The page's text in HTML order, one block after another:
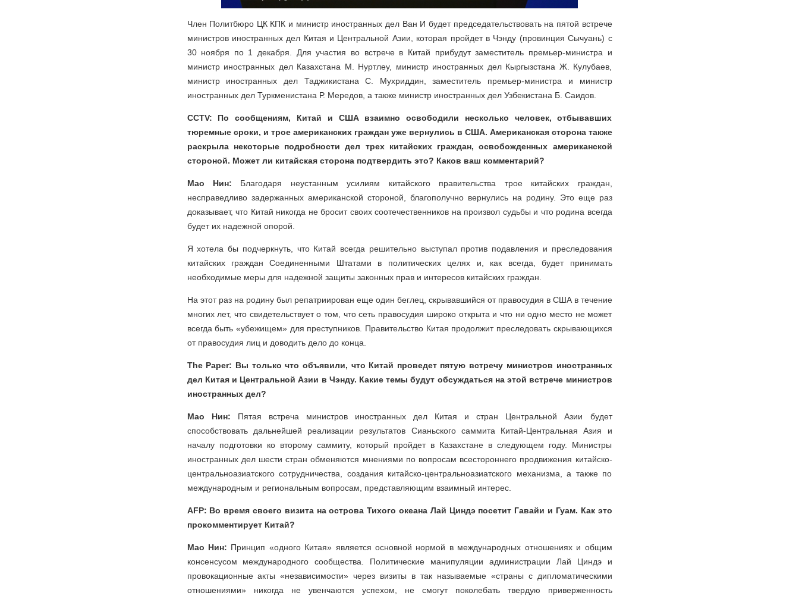
Член Политбюро ЦК КПК и министр иностранных дел Ван И будет председательствовать на пятой встрече
министров иностранных дел Китая и Центральной Азии, которая пройдет в Чэнду (провинция Сычуань) с
30 ноября по 1 декабря. Для участия во встрече в Китай прибудут заместитель премьер-министра и
министр иностранных дел Казахстана М. Нуртлеу, министр иностранных дел Кыргызстана Ж. Кулубаев,
министр иностранных дел Таджикистана С. Мухриддин, заместитель премьер-министра и министр
иностранных дел Туркменистана Р. Мередов, а также министр иностранных дел Узбекистана Б. Саидов.
CCTV: По сообщениям, Китай и США взаимно освободили несколько человек, отбывавших
тюремные сроки, и трое американских граждан уже вернулись в США. Американская сторона также
раскрыла некоторые подробности дел трех китайских граждан, освобожденных американской
стороной. Может ли китайская сторона подтвердить это? Каков ваш комментарий?
Мао Нин: Благодаря неустанным усилиям китайского правительства трое китайских граждан,
несправедливо задержанных американской стороной, благополучно вернулись на родину. Это еще раз
доказывает, что Китай никогда не бросит своих соотечественников на произвол судьбы и что родина всегда
будет их надежной опорой.
Я хотела бы подчеркнуть, что Китай всегда решительно выступал против подавления и преследования
китайских граждан Соединенными Штатами в политических целях и, как всегда, будет принимать
необходимые меры для надежной защиты законных прав и интересов китайских граждан.
На этот раз на родину был репатриирован еще один беглец, скрывавшийся от правосудия в США в течение
многих лет, что свидетельствует о том, что сеть правосудия широко открыта и что ни одно место не может
всегда быть «убежищем» для преступников. Правительство Китая продолжит преследовать скрывающихся
от правосудия лиц и доводить дело до конца.
The Paper: Вы только что объявили, что Китай проведет пятую встречу министров иностранных
дел Китая и Центральной Азии в Чэнду. Какие темы будут обсуждаться на этой встрече министров
иностранных дел?
Мао Нин: Пятая встреча министров иностранных дел Китая и стран Центральной Азии будет
способствовать дальнейшей реализации результатов Сианьского саммита Китай-Центральная Азия и
началу подготовки ко второму саммиту, который пройдет в Казахстане в следующем году. Министры
иностранных дел шести стран обменяются мнениями по вопросам всестороннего продвижения китайско-
центральноазиатского сотрудничества, создания китайско-центральноазиатского механизма, а также по
международным и региональным вопросам, представляющим взаимный интерес.
AFP: Во время своего визита на острова Тихого океана Лай Циндэ посетит Гавайи и Гуам. Как это
прокомментирует Китай?
Мао Нин: Принцип «одного Китая» является основной нормой в международных отношениях и общим
консенсусом международного сообщества. Политические манипуляции администрации Лай Циндэ и
провокационные акты «независимости» через визиты в так называемые «страны с дипломатическими
отношениями» никогда не увенчаются успехом, не смогут поколебать твердую приверженность